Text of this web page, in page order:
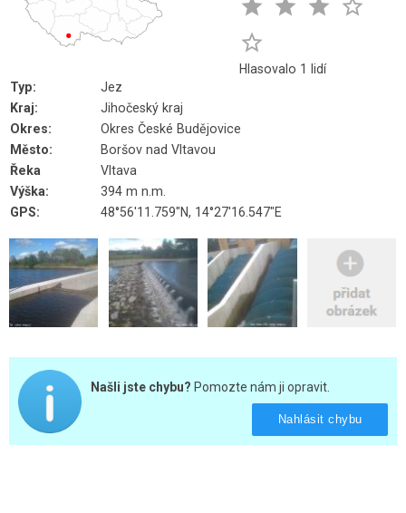
   

Hlasovalo 1 lidí
Typ:
Jez
Kraj:
Jihočeský kraj
Okres:
Okres České Budějovice
Město:
Boršov nad Vltavou
Řeka
Vltava
Výška:
394 m n.m.
GPS:
48°56'11.759"N, 14°27'16.547"E
Našli jste chybu? Pomozte nám ji opravit.
Nahlásit chybu